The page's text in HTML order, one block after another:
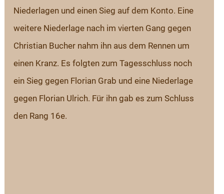
Niederlagen und einen Sieg auf dem Konto. Eine
weitere Niederlage nach im vierten Gang gegen
Christian Bucher nahm ihn aus dem Rennen um
einen Kranz. Es folgten zum Tagesschluss noch
ein Sieg gegen Florian Grab und eine Niederlage
gegen Florian Ulrich. Für ihn gab es zum Schluss
den Rang 16e.